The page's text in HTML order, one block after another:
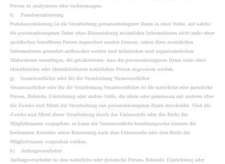
Person zu analysieren oder vorherzusagen.
f) Pseudonymisierung
Pseudonymisierung ist die Verarbeitung personenbezogener Daten in einer Weise, auf welche
die personenbezogenen Daten ohne Hinzuziehung zusätzlicher Informationen nicht mehr einer
spezifischen betroffenen Person zugeordnet werden können, sofern diese zusätzlichen
Informationen gesondert aufbewahrt werden und technischen und organisatorischen
Maßnahmen unterliegen, die gewährleisten, dass die personenbezogenen Daten nicht einer
identifizierten oder identifizierbaren natürlichen Person zugewiesen werden.
g) Verantwortlicher oder für die Verarbeitung Verantwortlicher
Verantwortlicher oder für die Verarbeitung Verantwortlicher ist die natürliche oder juristische
Person, Behörde, Einrichtung oder andere Stelle, die allein oder gemeinsam mit anderen über
die Zwecke und Mittel der Verarbeitung von personenbezogenen Daten entscheidet. Sind die
Zwecke und Mittel dieser Verarbeitung durch das Unionsrecht oder das Recht der
Mitgliedstaaten vorgegeben, so kann der Verantwortliche beziehungsweise können die
bestimmten Kriterien seiner Benennung nach dem Unionsrecht oder dem Recht der
Mitgliedstaaten vorgesehen werden.
h) Auftragsverarbeiter
Auftragsverarbeiter ist eine natürliche oder juristische Person, Behörde, Einrichtung oder